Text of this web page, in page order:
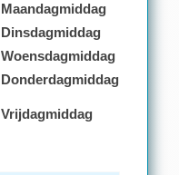
Maandagmiddag
Dinsdagmiddag
Woensdagmiddag
Donderdagmiddag
Vrijdagmiddag